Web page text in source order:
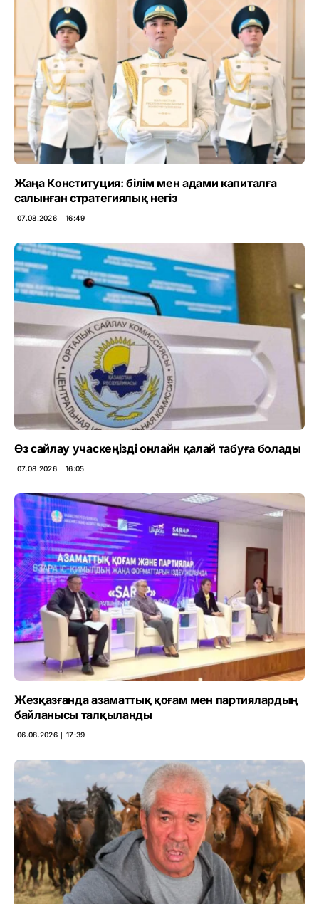
Жаңа Конституция: білім мен адами капиталға
салынған стратегиялық негіз
07.08.2026 ∣ 16:49
Өз сайлау учаскеңізді онлайн қалай табуға болады
07.08.2026 ∣ 16:05
Жезқазғанда азаматтық қоғам мен партиялардың
байланысы талқыланды
06.08.2026 ∣ 17:39